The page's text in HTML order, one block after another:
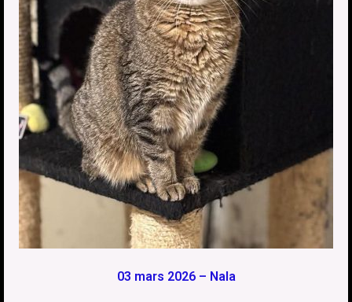
03 mars 2026 – Nala